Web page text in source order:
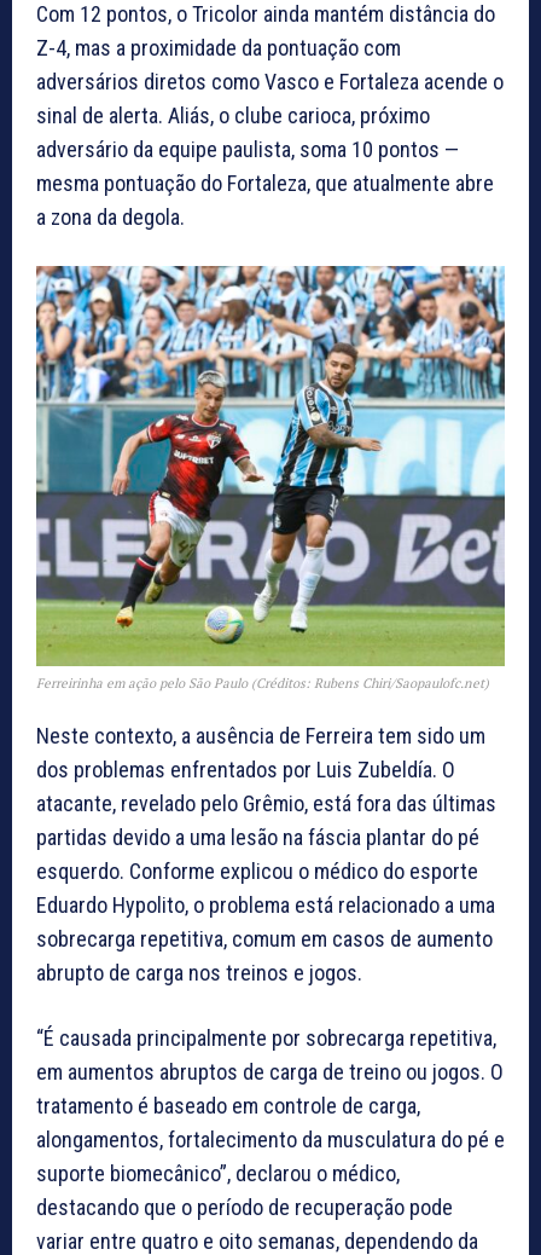
Com 12 pontos, o Tricolor ainda mantém distância do
Z-4, mas a proximidade da pontuação com
adversários diretos como Vasco e Fortaleza acende o
sinal de alerta. Aliás, o clube carioca, próximo
adversário da equipe paulista, soma 10 pontos —
mesma pontuação do Fortaleza, que atualmente abre
a zona da degola.
Ferreirinha em ação pelo São Paulo (Créditos: Rubens Chiri/Saopaulofc.net)
Neste contexto, a ausência de Ferreira tem sido um
dos problemas enfrentados por Luis Zubeldía. O
atacante, revelado pelo Grêmio, está fora das últimas
partidas devido a uma lesão na fáscia plantar do pé
esquerdo. Conforme explicou o médico do esporte
Eduardo Hypolito, o problema está relacionado a uma
sobrecarga repetitiva, comum em casos de aumento
abrupto de carga nos treinos e jogos.
“É causada principalmente por sobrecarga repetitiva,
em aumentos abruptos de carga de treino ou jogos. O
tratamento é baseado em controle de carga,
alongamentos, fortalecimento da musculatura do pé e
suporte biomecânico”, declarou o médico,
destacando que o período de recuperação pode
variar entre quatro e oito semanas, dependendo da